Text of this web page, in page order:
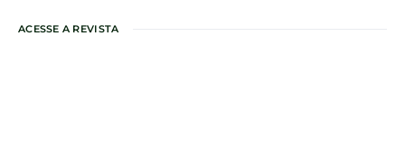
ACESSE A REVISTA